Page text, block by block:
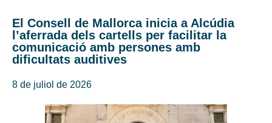
El Consell de Mallorca inicia a Alcúdia
l’aferrada dels cartells per facilitar la
comunicació amb persones amb
dificultats auditives
8 de juliol de 2026